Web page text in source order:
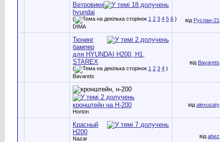
Ветровики
hyundai
( 1 2 3 4 5 6 )
DIMA
від Руслан-21
Тюнинг
бампер
для HYUNDAI H200, H1,
STAREX
( 1 2 3 4 )
Bavarets
від Bavarets
кронштейн на Н-200
Horton
від alexusaty
Красный
H200
Nazar від abez